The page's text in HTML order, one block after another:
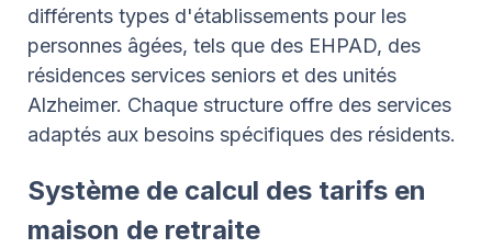
différents types d'établissements pour les
personnes âgées, tels que des EHPAD, des
résidences services seniors et des unités
Alzheimer. Chaque structure offre des services
adaptés aux besoins spécifiques des résidents.
Système de calcul des tarifs en
maison de retraite